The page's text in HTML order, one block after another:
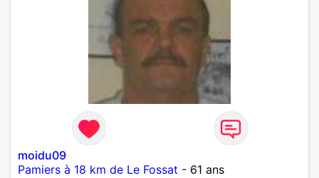
moidu09
Pamiers à 18 km de Le Fossat - 61 ans